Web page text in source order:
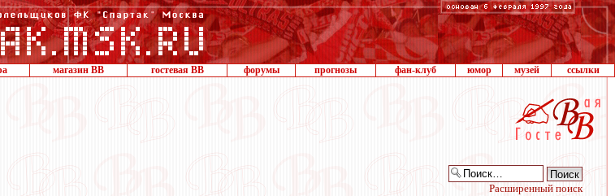
магазин ВВ гостевая ВВ форумы прогнозы фан-клуб юмор музей ссылки
Расширенный поиск